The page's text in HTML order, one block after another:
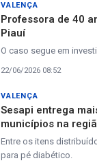
VALENÇA
Professora de 40
Piauí
O caso segue em
22/06/2026 08:52
VALENÇA
Sesapi entrega
municípios na
Entre os itens
para pé diabético.